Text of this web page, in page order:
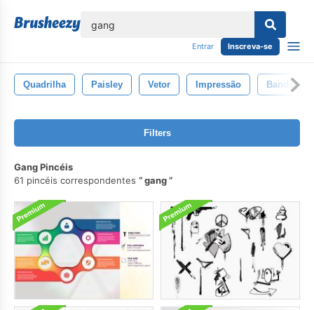
Entrar Inscreva-se
Quadrilha Paisley Vetor Impressão Bandana
Filters
Gang Pincéis
61 pincéis correspondentes
gang